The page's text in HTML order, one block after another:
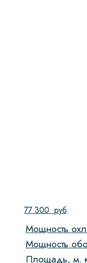
77 300 руб
Мощность
Мощность
Площадь, м.